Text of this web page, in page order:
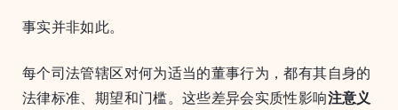
事实并非如此。
每个司法管辖区对何为适当的董事行为，都有其自身的
法律标准、期望和门槛。这些差异会实质性影响注意义